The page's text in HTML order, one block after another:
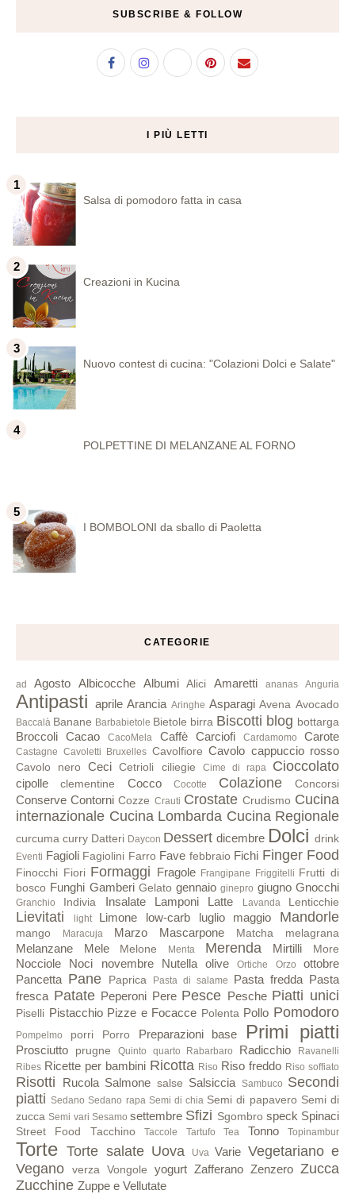
SUBSCRIBE & FOLLOW
I PIÙ LETTI
Salsa di pomodoro fatta in casa
Creazioni in Kucina
Nuovo contest di cucina: "Colazioni Dolci e Salate"
POLPETTINE DI MELANZANE AL FORNO
I BOMBOLONI da sballo di Paoletta
CATEGORIE
ad Agosto Albicocche Albumi Alici Amaretti ananas Anguria
Antipasti aprile Arancia Aringhe Asparagi Avena Avocado
Baccalà Banane Barbabietole Bietole birra Biscotti blog bottarga
Broccoli Cacao CacoMela Caffè Carciofi Cardamomo Carote
Castagne Cavoletti Bruxelles Cavolfiore Cavolo cappuccio rosso
Cavolo nero Ceci Cetrioli ciliegie Cime di rapa Cioccolato
cipolle clementine Cocco Cocotte Colazione Concorsi
Conserve Contorni Cozze Crauti Crostate Crudismo Cucina
internazionale Cucina Lombarda Cucina Regionale
curcuma curry Datteri Daycon Dessert dicembre Dolci drink
Eventi Fagioli Fagiolini Farro Fave febbraio Fichi Finger Food
Finocchi Fiori Formaggi Fragole Frangipane Friggitelli Frutti di
bosco Funghi Gamberi Gelato gennaio ginepro giugno Gnocchi
Granchio Indivia Insalate Lamponi Latte Lavanda Lenticchie
Lievitati light Limone low-carb luglio maggio Mandorle
mango Maracuja Marzo Mascarpone Matcha melagrana
Melanzane Mele Melone Menta Merenda Mirtilli More
Nocciole Noci novembre Nutella olive Ortiche Orzo
ottobre
Pancetta Pane Paprica Pasta di salame Pasta fredda Pasta
fresca Patate Peperoni Pere Pesce Pesche Piatti unici
Piselli Pistacchio Pizze e Focacce Polenta Pollo Pomodoro
Pompelmo porri Porro Preparazioni base Primi piatti
Prosciutto prugne Quinto quarto Rabarbaro Radicchio
Ravanelli
Ribes Ricette per bambini Ricotta Riso Riso freddo Riso soffiato
Risotti Rucola Salmone salse Salsiccia Sambuco Secondi
piatti Sedano Sedano rapa Semi di chia Semi di papavero Semi di
zucca Semi vari Sesamo settembre Sfizi Sgombro speck Spinaci
Street Food Tacchino Taccole Tartufo Tea Tonno Topinambur
Torte Torte salate Uova Uva Varie Vegetariano e
Vegano
verza Vongole yogurt Zafferano Zenzero Zucca
Zucchine Zuppe e Vellutate